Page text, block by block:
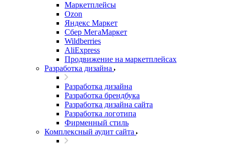
Маркетплейсы
Ozon
Яндекс Маркет
Сбер МегаМаркет
Wildberries
AliExpress
Продвижение на маркетплейсах
Разработка дизайна
Разработка дизайна
Разработка брендбука
Разработка дизайна сайта
Разработка логотипа
Фирменный стиль
Комплексный аудит сайта